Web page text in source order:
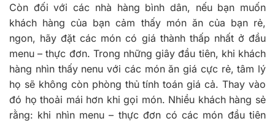
Còn đối với các nhà hàng bình dân, nếu bạn muốn
khách hàng của bạn cảm thấy món ăn của bạn rẻ,
ngon, hãy đặt các món có giá thành thấp nhất ở đầu
menu – thực đơn. Trong những giây đầu tiên, khi khách
hàng nhìn thấy nenu với các món ăn giá cực rẻ, tâm lý
họ sẽ không còn phòng thủ tính toán giá cả. Thay vào
đó họ thoải mái hơn khi gọi món. Nhiều khách hàng sẻ
rằng: khi nhìn menu – thực đơn có các món đầu tiên